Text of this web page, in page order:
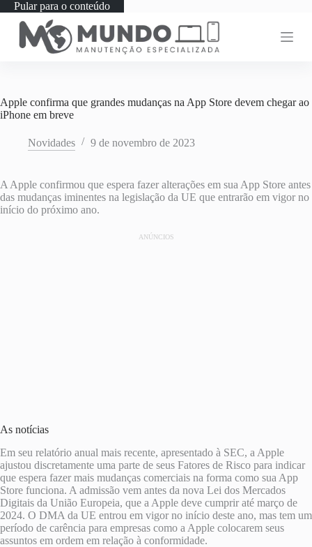
Pular para o conteúdo
Apple confirma que grandes mudanças na App Store devem chegar ao
iPhone em breve
Novidades 9 de novembro de 2023
A Apple confirmou que espera fazer alterações em sua App Store antes
das mudanças iminentes na legislação da UE que entrarão em vigor no
início do próximo ano.
ANÚNCIOS
As notícias
Em seu relatório anual mais recente, apresentado à SEC, a Apple
ajustou discretamente uma parte de seus Fatores de Risco para indicar
que espera fazer mais mudanças comerciais na forma como sua App
Store funciona. A admissão vem antes da nova Lei dos Mercados
Digitais da União Europeia, que a Apple deve cumprir até março de
2024. O DMA da UE entrou em vigor no início deste ano, mas tem um
período de carência para empresas como a Apple colocarem seus
assuntos em ordem em relação à conformidade.